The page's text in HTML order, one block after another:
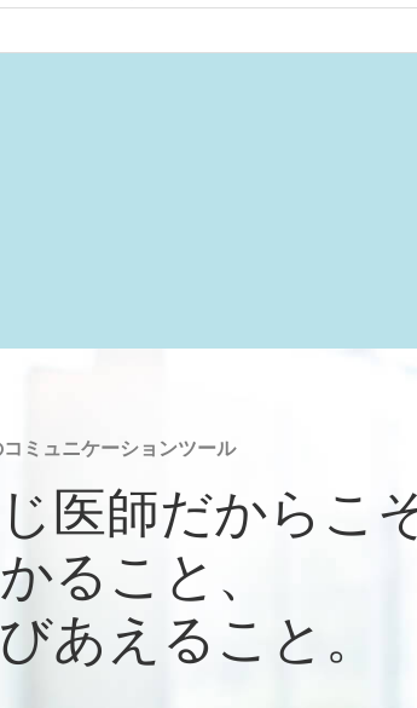
コミュニケーションツール
医師だからこ
ること、
あえること。